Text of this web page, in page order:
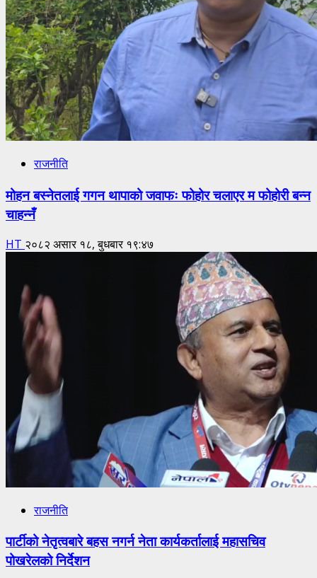
राजनीति
मोहन बस्नेतलाई गगन थापाको जवाफः फोहोर चलाएर म फोहोरी बन्न
चाहन्नँ
HT २०८२ असार १८, बुधबार १९:४७
राजनीति
पार्टीको नेतृत्वबारे बहस नगर्न नेता कार्यकर्तालाई महासचिव
पोखरेलको निर्देशन